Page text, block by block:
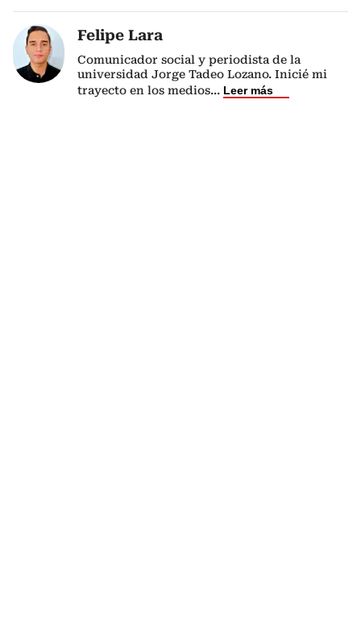
Felipe Lara
Comunicador social y periodista de la
universidad Jorge Tadeo Lozano. Inicié mi
trayecto en los medios... Leer más